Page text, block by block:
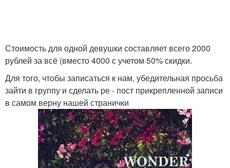
Стоимость для одной девушки составляет всего 2000
рублей за всё (вместо 4000 с учетом 50% скидки.
Для того, чтобы записаться к нам, убедительная просьба
зайти в группу и сделать ре - пост прикрепленной записи
в самом верну нашей странички